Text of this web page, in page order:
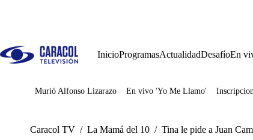
InicioProgramasActualidadDesafíoEn
Juegos
Murió Alfonso Lizarazo En vivo 'Yo Me Llamo'
Caracol TV / La Mamá del 10 / Tina le pide a Juan